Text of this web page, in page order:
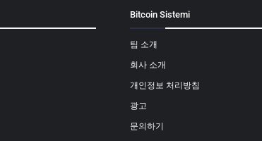
Bitcoin Sistemi
팀 소개
회사 소개
개인정보 처리방침
광고
문의하기